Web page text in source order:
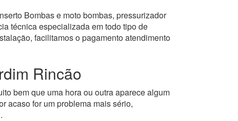
Bombas e moto bombas, pressurizador
técnica especializada em todo tipo de
facilitamos o pagamento atendimento
Rincão
bem que uma hora ou outra aparece algum
acaso for um problema mais sério,